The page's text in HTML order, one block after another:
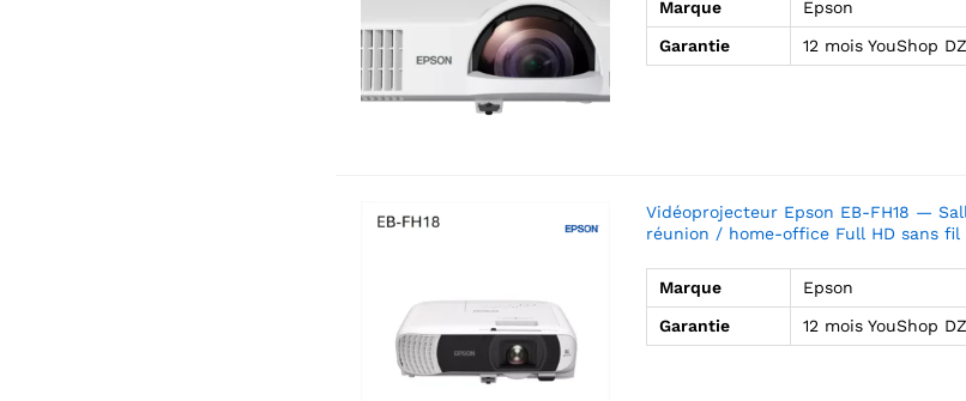
Marque
Epson
Garantie
12 mois YouShop DZ
Vidéoprojecteur Epson EB-FH18 —
réunion / home-office Full HD sans fil
Marque
Epson
Garantie
12 mois YouShop DZ